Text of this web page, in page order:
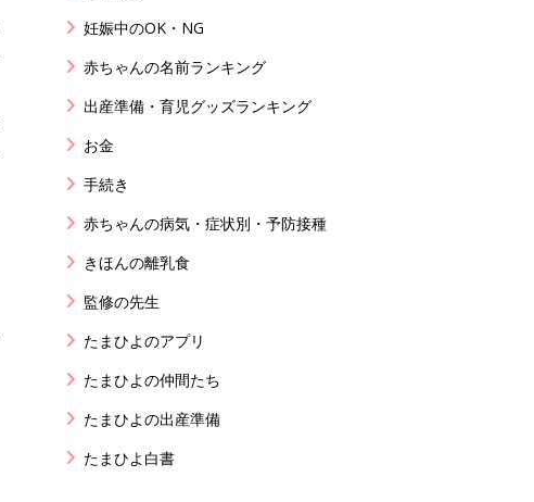
妊娠中のOK・NG
赤ちゃんの名前ランキング
出産準備・育児グッズランキング
お金
手続き
赤ちゃんの病気・症状別・予防接種
きほんの離乳食
監修の先生
たまひよのアプリ
たまひよの仲間たち
たまひよの出産準備
たまひよ白書